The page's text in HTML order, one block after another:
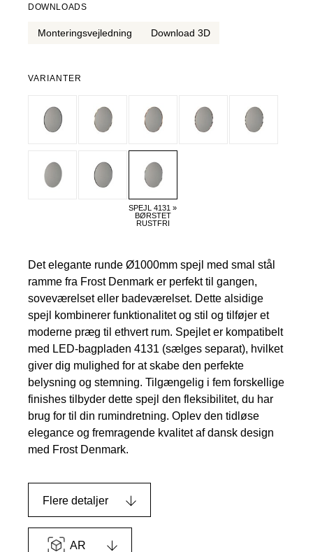
DOWNLOADS
Monteringsvejledning Download 3D
VARIANTER
SPEJL 4131 »
BØRSTET
RUSTFRI
Det elegante runde Ø1000mm spejl med smal stål
ramme fra Frost Denmark er perfekt til gangen,
soveværelset eller badeværelset. Dette alsidige
spejl kombinerer funktionalitet og stil og tilføjer et
moderne præg til ethvert rum. Spejlet er kompatibelt
med LED-bagpladen 4131 (sælges separat), hvilket
giver dig mulighed for at skabe den perfekte
belysning og stemning. Tilgængelig i fem forskellige
finishes tilbyder dette spejl den fleksibilitet, du har
brug for til din rumindretning. Oplev den tidløse
elegance og fremragende kvalitet af dansk design
med Frost Denmark.
Flere detaljer
AR